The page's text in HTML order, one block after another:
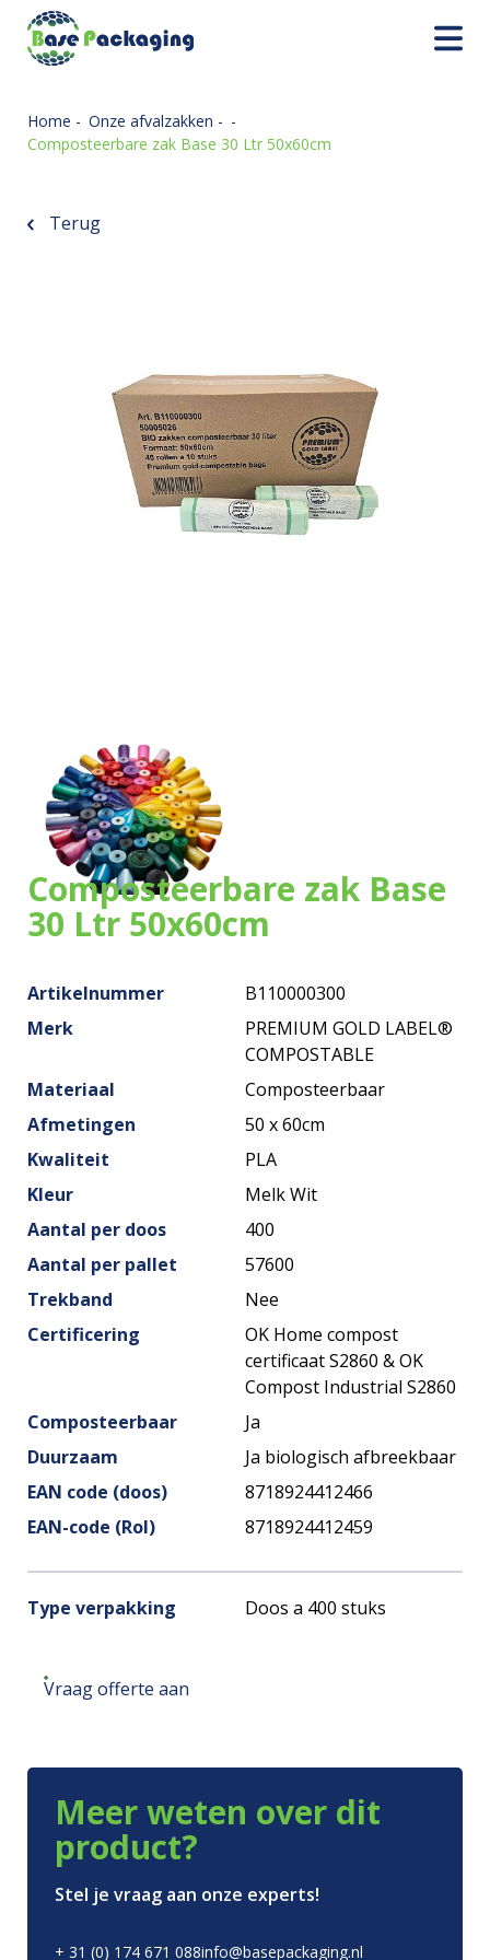
Duurzaamheid
Nieuws
Contact
Home - Onze afvalzakken - -
Composteerbare zak Base 30 Ltr 50x60cm
Terug
Composteerbare zak Base
30 Ltr 50x60cm
Artikelnummer
B110000300
Merk
PREMIUM GOLD LABEL®
COMPOSTABLE
Materiaal
Composteerbaar
Afmetingen
50 x 60cm
Kwaliteit
PLA
Kleur
Melk Wit
Aantal per doos
400
Aantal per pallet
57600
Trekband
Nee
Certificering
OK Home compost
certificaat S2860 & OK
Compost Industrial S2860
Composteerbaar
Ja
Duurzaam
Ja biologisch afbreekbaar
EAN code (doos)
8718924412466
EAN-code (Rol)
8718924412459
Type verpakking Doos a 400 stuks
Vraag offerte aan
Meer weten over dit
product?
Stel je vraag aan onze experts!
+ 31 (0) 174 671 088info@basepackaging.nl